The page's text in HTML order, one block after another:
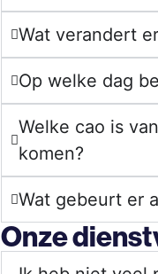
Wat verandert
Op welke dag
Welke cao is
komen?
Wat gebeurt er
Onze